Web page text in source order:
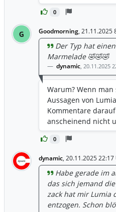
0
G Goodmorning, 21.11.2025
0
Der Typ hat
Marmelade 🤣🤣🤣
dynamic, 20.11.2025
Warum? Wenn
Aussagen von
Kommentare
anscheinend nicht
dynamic, 20.11.2025 22:17
Habe gerade im
das sich jemand
zack hat mir Lumia
entzogen. Schon